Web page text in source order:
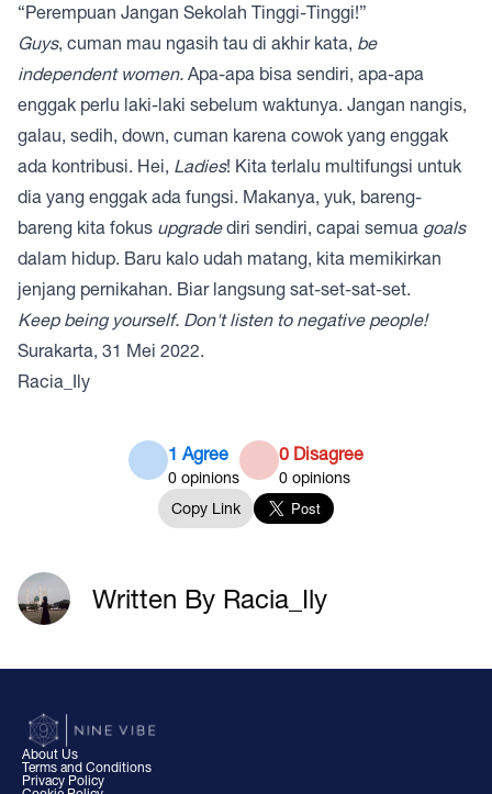
“Perempuan Jangan Sekolah Tinggi-Tinggi!”
Guys, cuman mau ngasih tau di akhir kata, be
independent women. Apa-apa bisa sendiri, apa-apa
enggak perlu laki-laki sebelum waktunya. Jangan nangis,
galau, sedih, down, cuman karena cowok yang enggak
ada kontribusi. Hei, Ladies! Kita terlalu multifungsi untuk
dia yang enggak ada fungsi. Makanya, yuk, bareng-
bareng kita fokus upgradediri sendiri, capai semua goals
dalam hidup. Baru kalo udah matang, kita memikirkan
jenjang pernikahan. Biar langsung sat-set-sat-set.
Keep being yourself. Don't listen to negative people!
Surakarta, 31 Mei 2022.
Racia_Ily
1 Agree
0 opinions
0 Disagree
0 opinions
Copy Link
Written By Racia_Ily
About Us
Terms and Conditions
Privacy Policy